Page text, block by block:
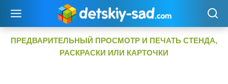
содержимому
ПРЕДВАРИТЕЛЬНЫЙ ПРОСМОТР И ПЕЧАТЬ СТЕНДА,
РАСКРАСКИ ИЛИ КАРТОЧКИ